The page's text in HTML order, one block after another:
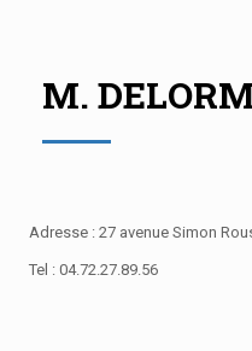
M.
Adresse : 27 avenue Simon
Tel : 04.72.27.89.56